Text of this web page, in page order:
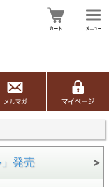
発売